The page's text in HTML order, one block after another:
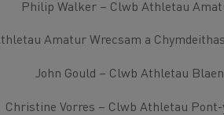
Philip Walker – Clwb Athletau
Amatur Wrecsam a
John Gould – Clwb Athletau
Christine Vorres – Clwb Athletau Pont-